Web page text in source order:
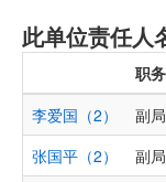
此单位责任人
职务
李爱国（2）
副
张国平（2）
副